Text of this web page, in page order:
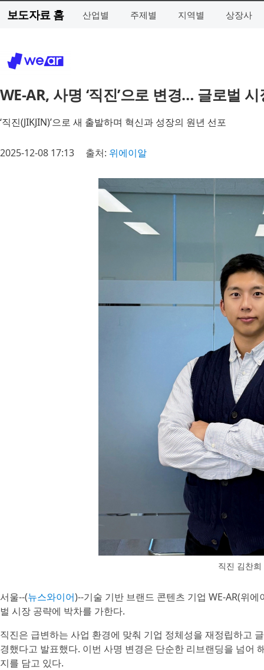
보도자료 홈 산업별 주제별 지역별 상장사
WE-AR, 사명 ‘직진’으로 변경… 글로벌
‘직진(JIKJIN)’으로 새 출발하며 혁신과 성장의 원년 선포
2025-12-08 17:13 출처: 위에이알
직진 김찬
서울--(뉴스와이어)--기술 기반 브랜드 콘텐츠 기업 WE-AR(위에
벌 시장 공략에 박차를 가한다.
직진은 급변하는 사업 환경에 맞춰 기업 정체성을 재정립하고
경했다고 발표했다. 이번 사명 변경은 단순한 리브랜딩을 넘어
지를 담고 있다.